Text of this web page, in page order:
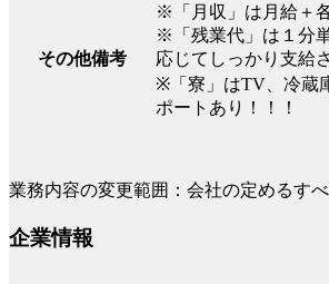
その他備考
※「月収」は月給＋
※「残業代」は１分
応じてしっかり支給
※「寮」はTV、冷蔵
ポートあり！！！
業務内容の変更範囲：会社の定めるす
企業情報